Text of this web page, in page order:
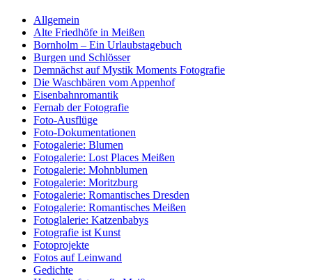
Allgemein
Alte Friedhöfe in Meißen
Bornholm – Ein Urlaubstagebuch
Burgen und Schlösser
Demnächst auf Mystik Moments Fotografie
Die Waschbären vom Appenhof
Eisenbahnromantik
Fernab der Fotografie
Foto-Ausflüge
Foto-Dokumentationen
Fotogalerie: Blumen
Fotogalerie: Lost Places Meißen
Fotogalerie: Mohnblumen
Fotogalerie: Moritzburg
Fotogalerie: Romantisches Dresden
Fotogalerie: Romantisches Meißen
Fotoglalerie: Katzenbabys
Fotografie ist Kunst
Fotoprojekte
Fotos auf Leinwand
Gedichte